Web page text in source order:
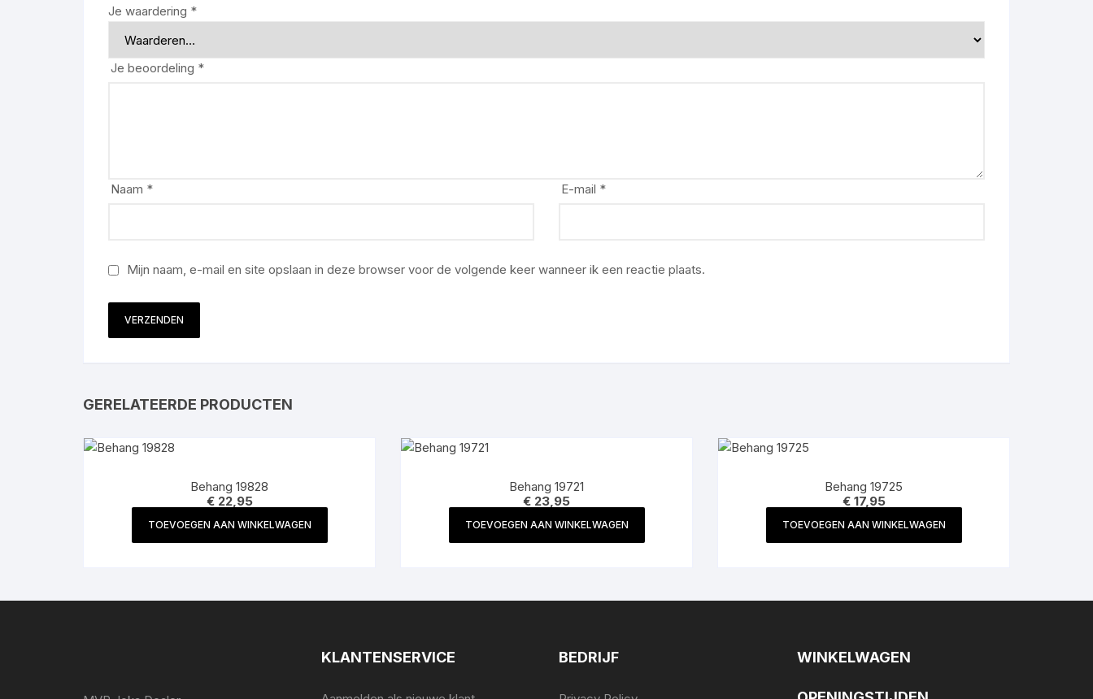
Je waardering *
Je beoordeling *
Naam * E-mail *
Mijn naam, e-mail en site opslaan in deze browser voor de volgende keer wanneer ik een reactie plaats.
GERELATEERDE PRODUCTEN
Behang 19828
€22,95
TOEVOEGEN AAN WINKELWAGEN
Behang 19721
€ 23,95
TOEVOEGEN AAN WINKELWAGEN
Behang 19725
€17,95
TOEVOEGEN AAN WINKELWAGEN
KLANTENSERVICE BEDRIJF WINKELWAGEN